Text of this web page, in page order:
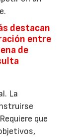
destacan
entre
de
La
que